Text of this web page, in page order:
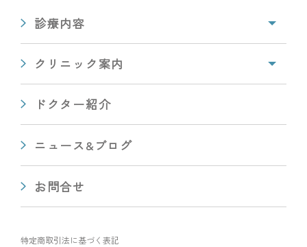
診療内容
クリニック案内
ドクター紹介
ニュース&ブログ
お問合せ
特定商取引法に基づく表記